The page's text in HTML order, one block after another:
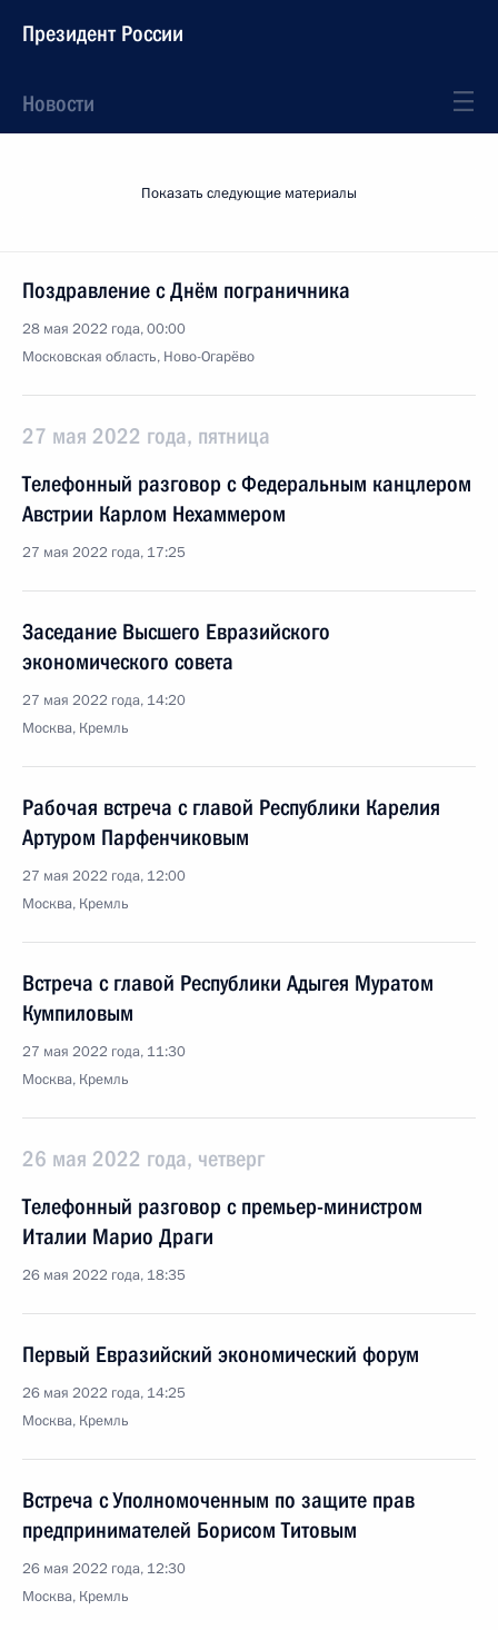
Президент России
Новости
Показать следующие материалы
Поздравление с Днём пограничника
28 мая 2022 года, 00:00
Московская область, Ново-Огарёво
27 мая 2022 года, пятница
Телефонный разговор с Федеральным канцлером
Австрии Карлом Нехаммером
27 мая 2022 года, 17:25
Заседание Высшего Евразийского
экономического совета
27 мая 2022 года, 14:20
Москва, Кремль
Рабочая встреча с главой Республики Карелия
Артуром Парфенчиковым
27 мая 2022 года, 12:00
Москва, Кремль
Встреча с главой Республики Адыгея Муратом
Кумпиловым
27 мая 2022 года, 11:30
Москва, Кремль
26 мая 2022 года, четверг
Телефонный разговор с премьер-министром
Италии Марио Драги
26 мая 2022 года, 18:35
Первый Евразийский экономический форум
26 мая 2022 года, 14:25
Москва, Кремль
Встреча с Уполномоченным по защите прав
предпринимателей Борисом Титовым
26 мая 2022 года, 12:30
Москва, Кремль